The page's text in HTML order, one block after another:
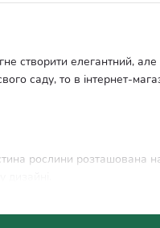
створити елегантний,
саду, то в інтернет-
рослини розташована
дизайні.